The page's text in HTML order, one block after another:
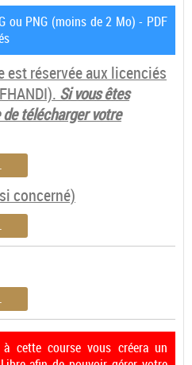
ou PNG (moins de 2 Mo) - PDF
est réservée aux licenciés
Si vous êtes
télécharger votre
concerné)
cette course vous créera un